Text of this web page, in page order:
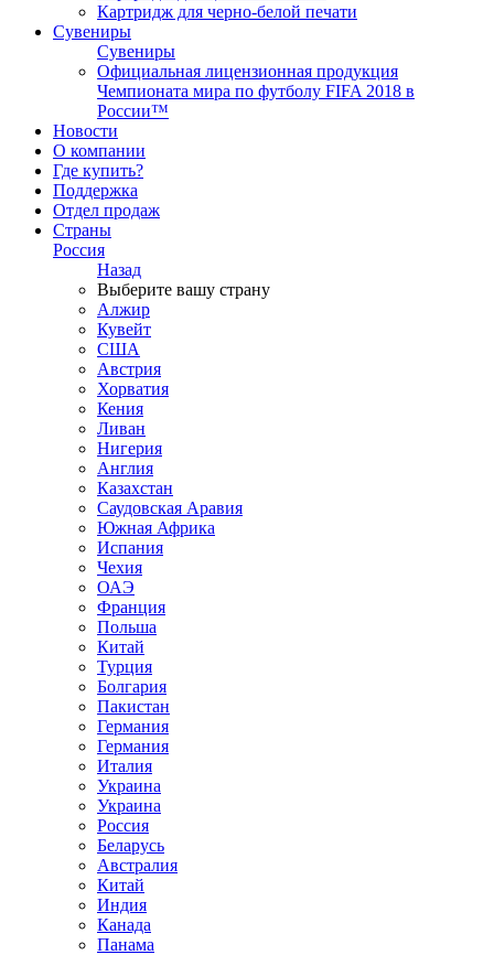
Картридж для черно-белой печати
Сувениры
Сувениры
Официальная лицензионная продукция
Чемпионата мира по футболу FIFA 2018 в
России™
Новости
О компании
Где купить?
Поддержка
Отдел продаж
Страны
Россия
Назад
Выберите вашу страну
Алжир
Кувейт
США
Австрия
Хорватия
Кения
Ливан
Нигерия
Англия
Казахстан
Саудовская Аравия
Южная Африка
Испания
Чехия
ОАЭ
Франция
Польша
Китай
Турция
Болгария
Пакистан
Германия
Германия
Италия
Украина
Украина
Россия
Беларусь
Австралия
Китай
Индия
Канада
Панама